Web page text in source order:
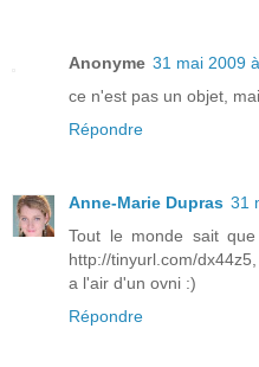
Anonyme 31 mai 2009
ce n'est pas un objet,
Répondre
Anne-Marie Dupras 31
Tout le monde sait
http://tinyurl.com/
a l'air d'un ovni :)
Répondre